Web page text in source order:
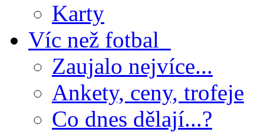
Karty
Víc než fotbal
Zaujalo nejvíce...
Ankety, ceny, trofeje
Co dnes dělají...?